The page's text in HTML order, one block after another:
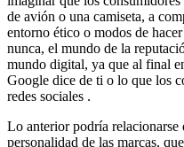
de avión o una camiseta, a
entorno ético o modos de
nunca, el mundo de la
mundo digital, ya que al final
Google dice de ti o lo que los
redes sociales .
Lo anterior podría relacionarse
personalidad de las marcas,